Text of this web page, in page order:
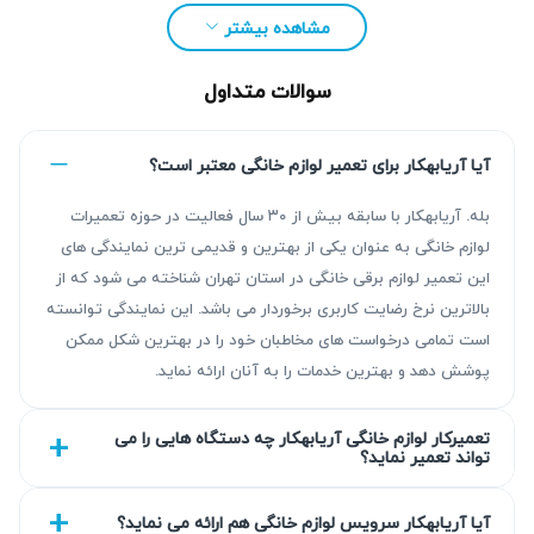
مزیت‌ آریابهکار برای تعمیرات پکیج در اندیشه فاز
یک
آریابهکار با بیش از ۳۰ سال تجربه در زمینه تعمیرات پکیج،
و تعمیر استاندارد، مشکلات را ریشه‌ای حل می‌کنیم و گارانتی
رعایت استانداردها و به کارگیری قطعات متناسب انجام می‌شود
مشاهده بیشتر
سوالات متداول
آیا آریابهکار برای تعمیر لوازم خانگی معتبر است؟
بله. آریابهکار با سابقه بیش از ۳۰ سال فعالیت در حوزه تعمیرات
لوازم خانگی به عنوان یکی از بهترین و قدیمی ترین نمایندگی های
این تعمیر لوازم برقی خانگی در استان تهران شناخته می شود که از
بالاترین نرخ رضایت کاربری برخوردار می باشد. این نمایندگی توانسته
است تمامی درخواست های مخاطبان خود را در بهترین شکل ممکن
پوشش دهد و بهترین خدمات را به آنان ارائه نماید.
تعمیرکار لوازم خانگی آریابهکار چه دستگاه هایی را می
تواند تعمیر نماید؟
آیا آریابهکار سرویس لوازم خانگی هم ارائه می نماید؟